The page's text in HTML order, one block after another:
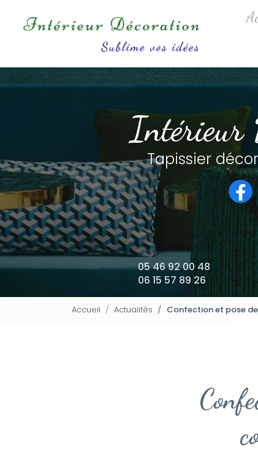
contenu
Intérieur
Tapissier
05 46 92 00 48
06 15 57 89 26
Accueil Actualités Confection et pose